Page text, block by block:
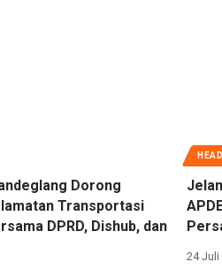
Dorong
Transportasi
DPRD, Dishub, dan
24 Juli